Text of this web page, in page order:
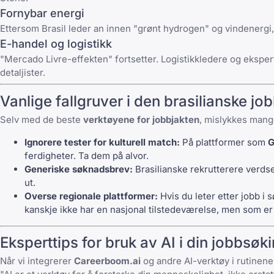
Fornybar energi
Ettersom Brasil leder an innen "grønt hydrogen" og
E-handel og logistikk
"Mercado Livre-effekten" fortsetter. Logistikkledere og
detaljister.
Vanlige fallgruver i den brasilianske
Selv med de beste verktøyene for jobbjakten, mislykkes
Ignorere tester for kulturell match: På plattformer som
ferdigheter. Ta dem på alvor.
Generiske søknadsbrev: Brasilianske rekrutterere
ut.
Overse regionale plattformer: Hvis du leter etter jobb i
kanskje ikke har en nasjonal tilstedeværelse, men som
Eksperttips for bruk av AI i din
Når vi integrerer Careerboom.ai og andre AI-verktøy i